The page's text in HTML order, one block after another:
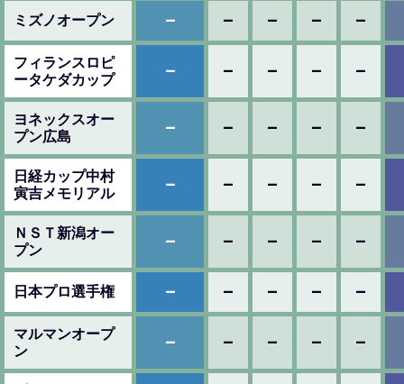
ミズノオープン – – – – –
フィランスロピ
ータケダカップ
– – – – –
ヨネックスオー
プン広島
– – – – –
日経カップ中村
寅吉メモリアル
– – – – –
ＮＳＴ新潟オー
プン
– – – – –
日本プロ選手権 – – – – –
マルマンオープ
ン
– – – – –